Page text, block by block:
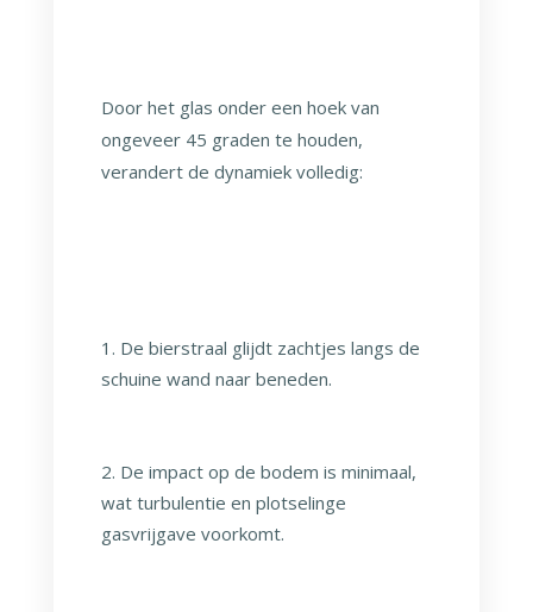
Door het glas onder een hoek van
ongeveer 45 graden te houden,
verandert de dynamiek volledig:
De bierstraal glijdt zachtjes langs de
schuine wand naar beneden.
De impact op de bodem is minimaal,
wat turbulentie en plotselinge
gasvrijgave voorkomt.